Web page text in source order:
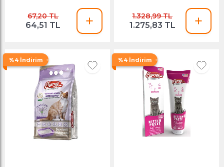
67,20 TL
64,51 TL
1.328,99 TL
1.275,83 TL
%4 İndirim %4 İndirim